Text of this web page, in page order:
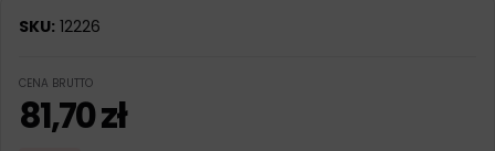
SKU: 12226
CENA BRUTTO
81,70zł